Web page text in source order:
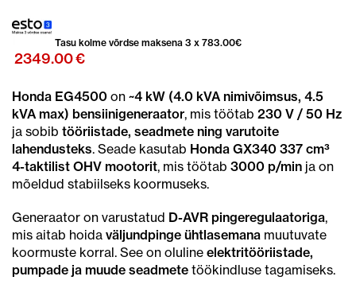
Tasu kolme võrdse maksena 3 x 783.00€
2349.00€
Honda EG4500 on ~4 kW (4.0 kVA nimivõimsus, 4.5
kVA max) bensiinigeneraator, mis töötab 230 V / 50 Hz
ja sobib tööriistade, seadmete ning varutoite
lahendusteks. Seade kasutab Honda GX340 337 cm³
4-taktilist OHV mootorit, mis töötab 3000 p/min ja on
mõeldud stabiilseks koormuseks.
Generaator on varustatud D-AVR pingeregulaatoriga,
mis aitab hoida väljundpinge ühtlasemana muutuvate
koormuste korral. See on oluline elektritööriistade,
pumpade ja muude seadmete töökindluse tagamiseks.